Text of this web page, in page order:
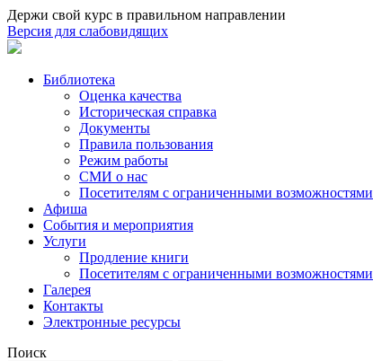
Держи свой курс в правильном направлении
Версия для слабовидящих
Библиотека
Оценка качества
Историческая справка
Документы
Правила пользования
Режим работы
СМИ о нас
Посетителям с ограниченными возможностями
Афиша
События и мероприятия
Услуги
Продление книги
Посетителям с ограниченными возможностями
Галерея
Контакты
Электронные ресурсы
Поиск